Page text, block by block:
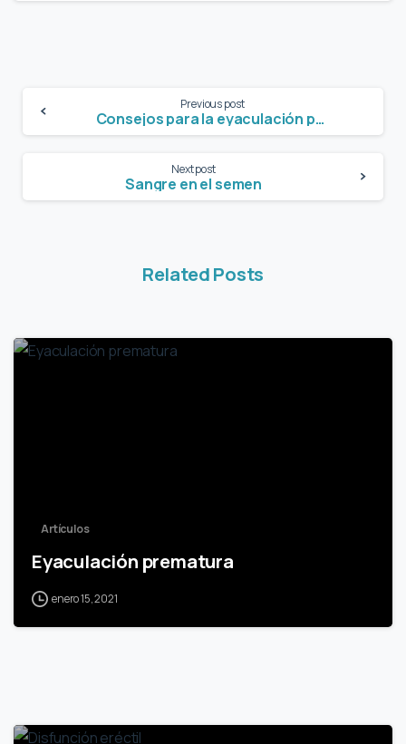
Previous post
Consejos para la eyaculación precoz
Next post
Sangre en el semen
Related Posts
Artículos
Eyaculación prematura
enero 15, 2021